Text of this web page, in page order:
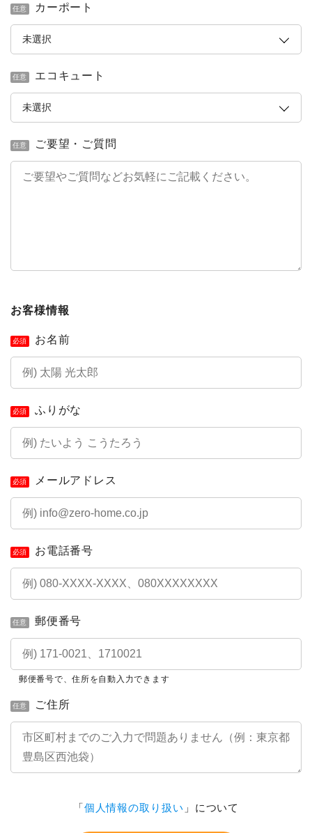
任意 カーポート
任意 エコキュート
任意 ご要望・ご質問
お客様情報
必須 お名前
必須 ふりがな
必須 メールアドレス
必須 お電話番号
任意 郵便番号
郵便番号で、住所を自動入力できます
任意 ご住所
「個人情報の取り扱い 」について